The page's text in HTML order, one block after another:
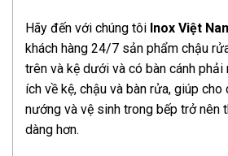
Hãy đến với chúng tôi Inox Việt
khách hàng 24/7 sản phẩm chậu
trên và kệ dưới và có bàn cánh phải
ích về kệ, chậu và bàn rửa, giúp cho
nướng và vệ sinh trong bếp trở nên
dàng hơn.